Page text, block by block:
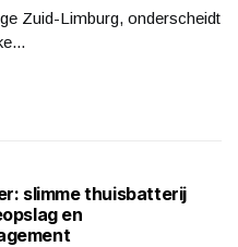
Zuid-Limburg, onderscheidt
slimme thuisbatterij
en